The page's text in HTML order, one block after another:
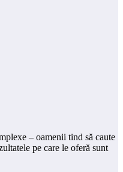
– oamenii tind să caute
pe care le oferă sunt